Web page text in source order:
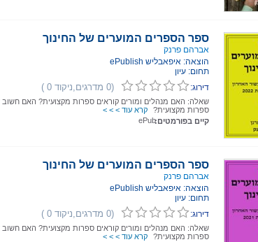
ספר הספרים המוערים של החינוך
אברהם פרנק
הוצאה: איפאבליש ePublish
תחום: עיון
דירוג:
(0 מדרגים,ניקוד 0 )
שאלה: האם מנהלים ומורים קוראים ספרות מקצועית? האם חשוב
ספרות מקצועית?
קרא עוד > > >
קיים בפורמטים:ePub
ספר הספרים המוערים של החינוך
אברהם פרנק
הוצאה: איפאבליש ePublish
תחום: עיון
דירוג:
(0 מדרגים,ניקוד 0 )
שאלה: האם מנהלים ומורים קוראים ספרות מקצועית? האם חשוב
ספרות מקצועית?
קרא עוד > > >